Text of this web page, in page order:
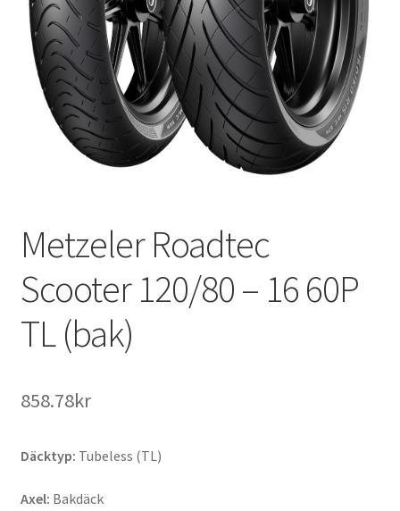
Metzeler Roadtec
Scooter 120/80 – 16 60P
TL (bak)
858.78kr
Däcktyp: Tubeless (TL)
Axel: Bakdäck